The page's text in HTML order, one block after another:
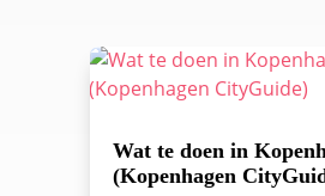
Wat te doen in
(Kopenhagen